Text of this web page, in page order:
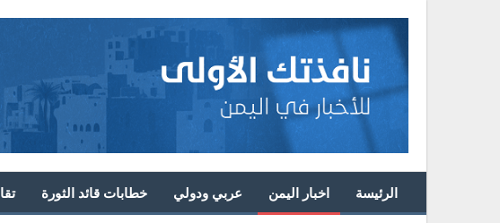
الرئيسة اخبار اليمن عربي ودولي خطابات قائد الثورة